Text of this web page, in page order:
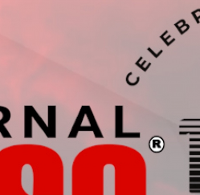
Camisola
Amarela
ao
fim
da